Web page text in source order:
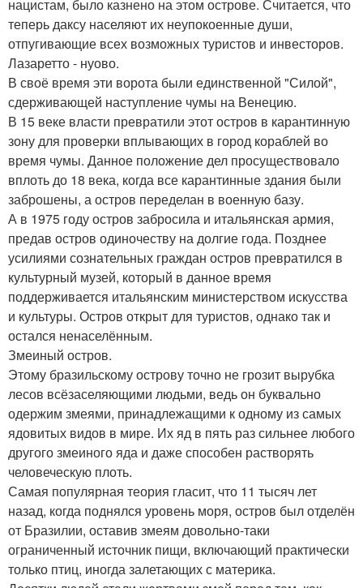
нацистам, было казнено на этом острове. Считается, что
теперь даксу населяют их неупокоенные души,
отпугивающие всех возможных туристов и инвесторов.
Лазаретто - нуово.
В своё время эти ворота были единственной "Силой",
сдерживающей наступление чумы на Венецию.
В 15 веке власти превратили этот остров в карантинную
зону для проверки вплывающих в город кораблей во
время чумы. Данное положение дел просуществовало
вплоть до 18 века, когда все карантинные здания были
заброшены, а остров переделан в военную базу.
А в 1975 году остров забросила и итальянская армия,
предав остров одиночеству на долгие года. Позднее
усилиями сознательных граждан остров превратился в
культурный музей, который в данное время
поддерживается итальянским министерством искусства
и культуры. Остров открыт для туристов, однако так и
остался ненаселённым.
Змеиный остров.
Этому бразильскому острову точно не грозит вырубка
лесов всёзаселяющими людьми, ведь он буквально
одержим змеями, принадлежащими к одному из самых
ядовитых видов в мире. Их яд в пять раз сильнее любого
другого змеиного яда и даже способен растворять
человеческую плоть.
Самая популярная теория гласит, что 11 тысяч лет
назад, когда поднялся уровень моря, остров был отделён
от Бразилии, оставив змеям довольно-таки
ограниченный источник пищи, включающий практически
только птиц, иногда залетающих с материка.